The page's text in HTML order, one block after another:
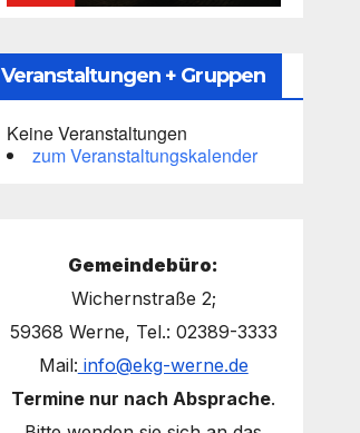
Veranstaltungen + Gruppen
Keine Veranstaltungen
zum Veranstaltungskalender
Gemeindebüro:
Wichernstraße 2;
59368 Werne, Tel.: 02389-3333
Mail: info@ekg-werne.de
Termine nur nach Absprache.